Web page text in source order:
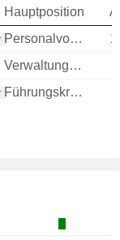
Hauptposition
Personalvorstand
Verwaltungsratsmitglied
Führungskraft / leitender Angestellter